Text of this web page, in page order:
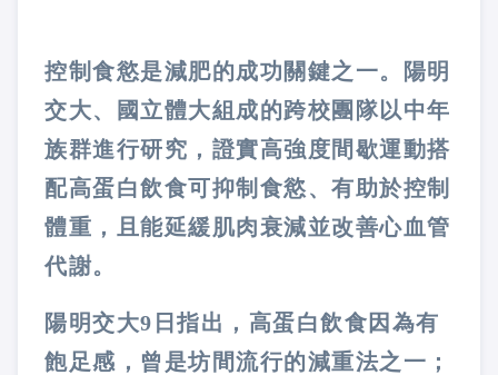
控制食慾是減肥的成功關鍵之一。陽明
交大、國立體大組成的跨校團隊以中年
族群進行研究，證實高強度間歇運動搭
配高蛋白飲食可抑制食慾、有助於控制
體重，且能延緩肌肉衰減並改善心血管
代謝。
陽明交大9日指出，高蛋白飲食因為有
飽足感，曾是坊間流行的減重法之一；